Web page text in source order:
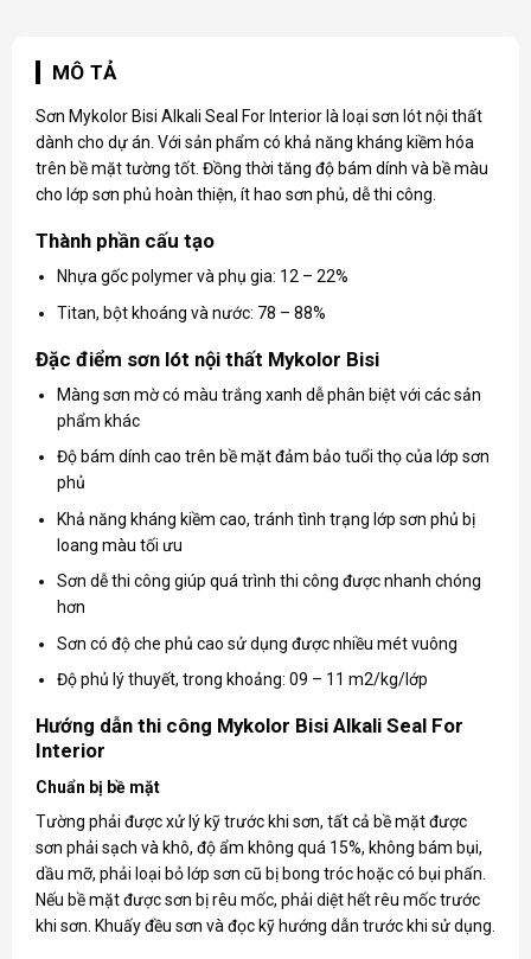
MÔ TẢ
Sơn Mykolor Bisi Alkali Seal For Interior là loại sơn lót nội thất
dành cho dự án. Với sản phẩm có khả năng kháng kiềm hóa
trên bề mặt tường tốt. Đồng thời tăng độ bám dính và bề màu
cho lớp sơn phủ hoàn thiện, ít hao sơn phủ, dễ thi công.
Thành phần cấu tạo
Nhựa gốc polymer và phụ gia: 12 – 22%
Titan, bột khoáng và nước: 78 – 88%
Đặc điểm sơn lót nội thất Mykolor Bisi
Màng sơn mờ có màu trắng xanh dễ phân biệt với các sản
phẩm khác
Độ bám dính cao trên bề mặt đảm bảo tuổi thọ của lớp sơn
phủ
Khả năng kháng kiềm cao, tránh tình trạng lớp sơn phủ bị
loang màu tối ưu
Sơn dễ thi công giúp quá trình thi công được nhanh chóng
hơn
Sơn có độ che phủ cao sử dụng được nhiều mét vuông
Độ phủ lý thuyết, trong khoảng: 09 – 11 m2/kg/lớp
Hướng dẫn thi công Mykolor Bisi Alkali Seal For
Interior
Chuẩn bị bề mặt
Tường phải được xử lý kỹ trước khi sơn, tất cả bề mặt được
sơn phải sạch và khô, độ ẩm không quá 15%, không bám bụi,
dầu mỡ, phải loại bỏ lớp sơn cũ bị bong tróc hoặc có bụi phấn.
Nếu bề mặt được sơn bị rêu mốc, phải diệt hết rêu mốc trước
khi sơn. Khuấy đều sơn và đọc kỹ hướng dẫn trước khi sử dụng.